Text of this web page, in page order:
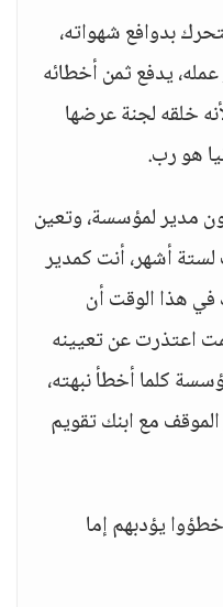
بدوافع شهواته،
يدفع ثمن أخطائه
خلقه لجنة عرضها
هو رب.
مدير لمؤسسة، وتعين
أشهر، أنت كمدير
هذا الوقت أن
اعتذرت عن تعيينه
كلما أخطأ نبهته،
مع ابنك تقويم
يؤدبهم إما